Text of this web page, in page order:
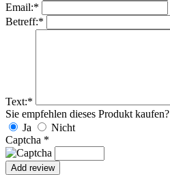
Email:*
Betreff:*
Text:*
Sie empfehlen dieses Produkt kaufen?
Ja
Nicht
Captcha *